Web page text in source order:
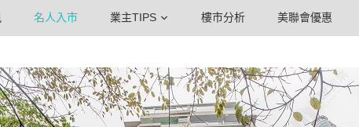
名人入市 業主TIPS 樓市分析 美聯會優惠